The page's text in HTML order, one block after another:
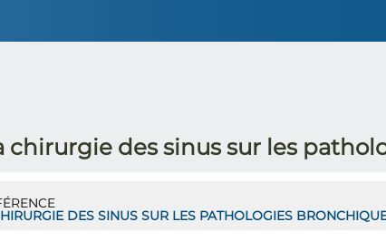
chirurgie des sinus sur les
DES SINUS SUR LES PATHOLOGIES